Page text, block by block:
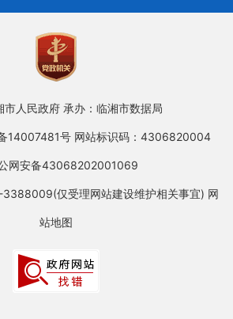
市人民政府 承办：临湘市数据局
14007481号 网站标识码：4306820004
网安备43068202001069
仅受理网站建设维护相关事宜) 网
站地图